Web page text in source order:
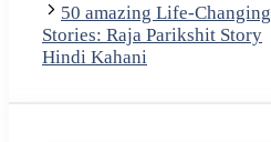
50 amazing Life-Changing
Stories: Raja Parikshit Story
Hindi Kahani